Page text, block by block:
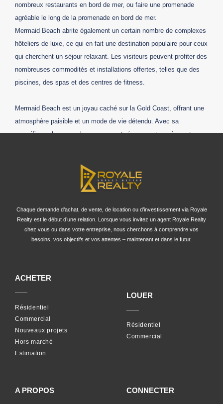
nombreux restaurants en bord de mer, ou faire une promenade
agréable le long de la promenade en bord de mer.
Mermaid Beach abrite également un certain nombre de complexes
hôteliers de luxe, ce qui en fait une destination populaire pour ceux
qui cherchent un séjour relaxant. Les visiteurs peuvent profiter des
nombreuses commodités et installations offertes, telles que des
piscines, des spas et des centres de fitness.
Mermaid Beach est un joyau caché sur la Gold Coast, offrant une
atmosphère paisible et un mode de vie détendu. Avec sa
magnifique plage, ses beaux parcs et réserves et sa vie nocturne
Chaque demande d’achat, de vente, de location ou d’investissement via Royale
Realty est le début d’une relation. Lorsque vous invitez un agent Royale Realty
chez vous ou dans votre entreprise, nous cherchons à comprendre vos
besoins, vos objectifs et vos attentes – maintenant et dans le futur.
ACHETER
Résidentiel
Commercial
Nouveaux projets
Hors marché
Estimation
LOUER
Résidentiel
Commercial
A PROPOS CONNECTER